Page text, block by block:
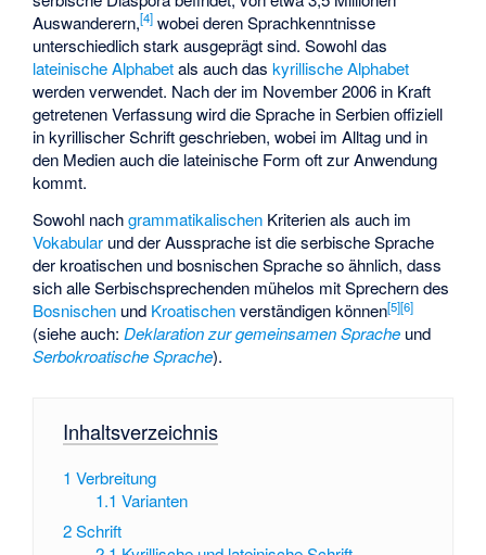
Auswanderern,[4] wobei deren Sprachkenntnisse
unterschiedlich stark ausgeprägt sind. Sowohl das
lateinische Alphabetals auch daskyrillische Alphabet
werden verwendet. Nach der im November 2006 in Kraft
getretenen Verfassung wird die Sprache in Serbien offiziell
in kyrillischer Schrift geschrieben, wobei im Alltag und in
den Medien auch die lateinische Form oft zur Anwendung
kommt.
Sowohl nachgrammatikalischen Kriterien als auch im
Vokabular und der Aussprache ist die serbische Sprache
der kroatischen und bosnischen Sprache so ähnlich, dass
sich alle Serbischsprechenden mühelos mit Sprechern des
Bosnischen und Kroatischenverständigen können[5][6]
(siehe auch:Deklaration zur gemeinsamen Sprache und
Serbokroatische Sprache).
Inhaltsverzeichnis
1 Verbreitung
1.1 Varianten
2Schrift